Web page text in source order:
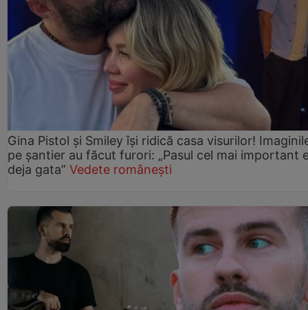
Gina Pistol și Smiley își ridică casa visurilor!
pe șantier au făcut furori: „Pasul cel mai important
deja gata” Vedete românești